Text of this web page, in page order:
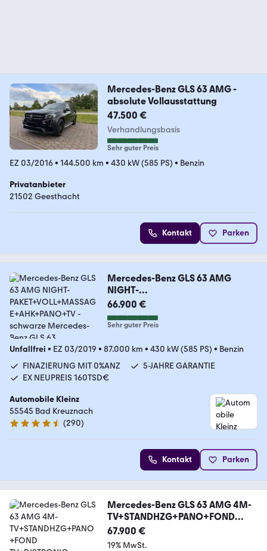
Mercedes-Benz GLS 63 AMG -
absolute Vollausstattung
47.500 €
Verhandlungsbasis
Sehr guter Preis
EZ 03/2016• 144.500 km • 430 kW (585 PS) • Benzin
Privatanbieter
21502 Geesthacht
Kontakt Parken
Mercedes-Benz GLS 63 AMG
NIGHT-
PAKET+VOLL+MASSAGE+AHK+PA
NO+TV
66.900 €
Sehr guter Preis
Unfallfrei • EZ 03/2019 • 87.000 km • 430 kW (585 PS) • Benzin
FINAZIERUNG MIT 0%ANZ
5-JAHRE GARANTIE
EX NEUPREIS 160TSD€
Automobile Kleinz
55545 Bad Kreuznach
4.7 Sterne
(290)
Kontakt Parken
Mercedes-Benz GLS 63 AMG 4M-
TV+STANDHZG+PANO+FOND
TV+DISTRONIC
67.900 €
19% MwSt.